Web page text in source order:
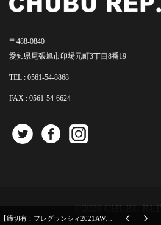
【締切有：フレグランシィ2021AW】香りメーカー各社、金木犀がイチオシ！？
〒488-0840
愛知県尾張旭市印場元町3丁目8番19
TEL : 0561-54-8868
FAX : 0561-54-6624
©2026 CHUBU